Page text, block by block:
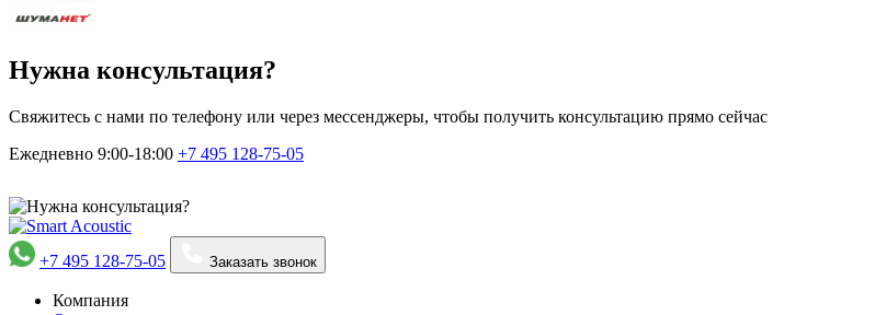
Нужна консультация?
Свяжитесь с нами по телефону или через мессенджеры, чтобы получить консультацию прямо сейчас
Ежедневно 9:00-18:00 +7 495 128-75-05
+7 495 128-75-05 Заказать звонок
Компания